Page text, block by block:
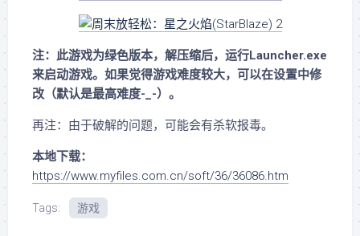
注：此游戏为绿色版本，解压缩后，运行Launcher.exe
来启动游戏。如果觉得游戏难度较大，可以在设置中修
改（默认是最高难度-_-）。
再注：由于破解的问题，可能会有杀软报毒。
本地下载：
https://www.myfiles.com.cn/soft/36/36086.htm
Tags: 游戏